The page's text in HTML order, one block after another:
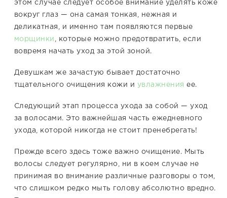
этом случае следует особое внимание уделять коже
вокруг глаз — она самая тонкая, нежная и
деликатная, и именно там появляются первые
морщинки
, которые можно предотвратить, если
вовремя начать уход за этой зоной.
Девушкам же зачастую бывает достаточно
тщательного очищения кожи и увлажнения ее.
Следующий этап процесса ухода за собой — уход
за волосами. Это важнейшая часть ежедневного
ухода, которой никогда не стоит пренебрегать!
Прежде всего здесь тоже важно очищение. Мыть
волосы следует регулярно, ни в коем случае не
принимая во внимание различные разговоры о том,
что слишком редко мыть голову абсолютно вредно.